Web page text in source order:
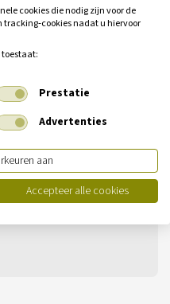
op uw
op.
cookies die nodig zijn voor de
nadat u hiervoor
toestaat:
Prestatie
Advertenties
aan
Accepteer alle cookies